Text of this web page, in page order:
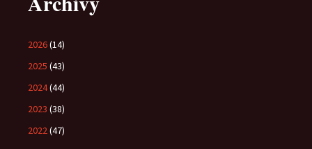
2026(14)
2025 (43)
2024(44)
2023 (38)
2022(47)